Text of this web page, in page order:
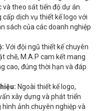
theo sát tiến độ dự án.
cấp dịch vụ thiết kế logo với
sách của các doanh nghiệp
Với đội ngũ thiết kế chuyên
chẽ, M.A.P cam kết mang
cao, đúng thời hạn và đáp
Ngoài thiết kế logo,
xây dựng và phát triển
ảnh chuyên nghiệp và